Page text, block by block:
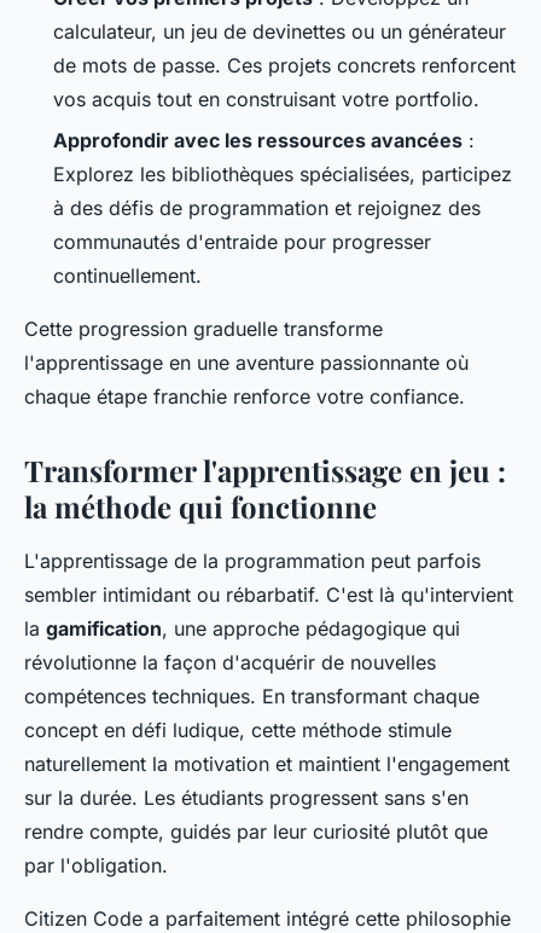
calculateur, un jeu de devinettes ou un générateur
de mots de passe. Ces projets concrets renforcent
vos acquis tout en construisant votre portfolio.
Approfondir avec les ressources avancées :
Explorez les bibliothèques spécialisées, participez
à des défis de programmation et rejoignez des
communautés d'entraide pour progresser
continuellement.
Cette progression graduelle transforme
l'apprentissage en une aventure passionnante où
chaque étape franchie renforce votre confiance.
Transformer l'apprentissage en jeu :
la méthode qui fonctionne
L'apprentissage de la programmation peut parfois
sembler intimidant ou rébarbatif. C'est là qu'intervient
la gamification, une approche pédagogique qui
révolutionne la façon d'acquérir de nouvelles
compétences techniques. En transformant chaque
concept en défi ludique, cette méthode stimule
naturellement la motivation et maintient l'engagement
sur la durée. Les étudiants progressent sans s'en
rendre compte, guidés par leur curiosité plutôt que
par l'obligation.
Citizen Code a parfaitement intégré cette philosophie